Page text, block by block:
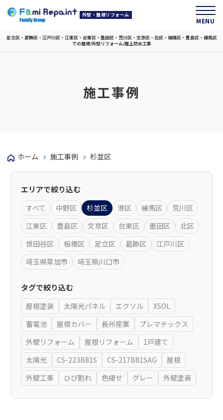
外壁・屋根リフォーム
足立区・葛飾区・江戸川区・江東区・台東区・墨田区・荒川区・文京区・北区・板橋区・豊島区・練馬区
での屋根/外壁リフォーム/屋上防水工事
MENU
施工事例
ホーム 施工事例 杉並区
エリアで絞り込む
すべて 中野区 杉並区 港区 練馬区
荒川区
江東区
豊島区 文京区 台東区 墨田区
北区
世田谷区
板橋区 足立区 葛飾区
江戸川区
埼玉県草加市
埼玉県川口市
タグで絞り込む
屋根塗装 太陽光パネル エクソル
XSOL
蓄電池
屋根カバー 長州産業
プレマテックス
外壁リフォーム
屋根リフォーム
1戸建て
太陽光
CS-223B81S CS-217B81SAG
屋根
外壁工事
ひび割れ 色褪せ グレー 外壁塗装